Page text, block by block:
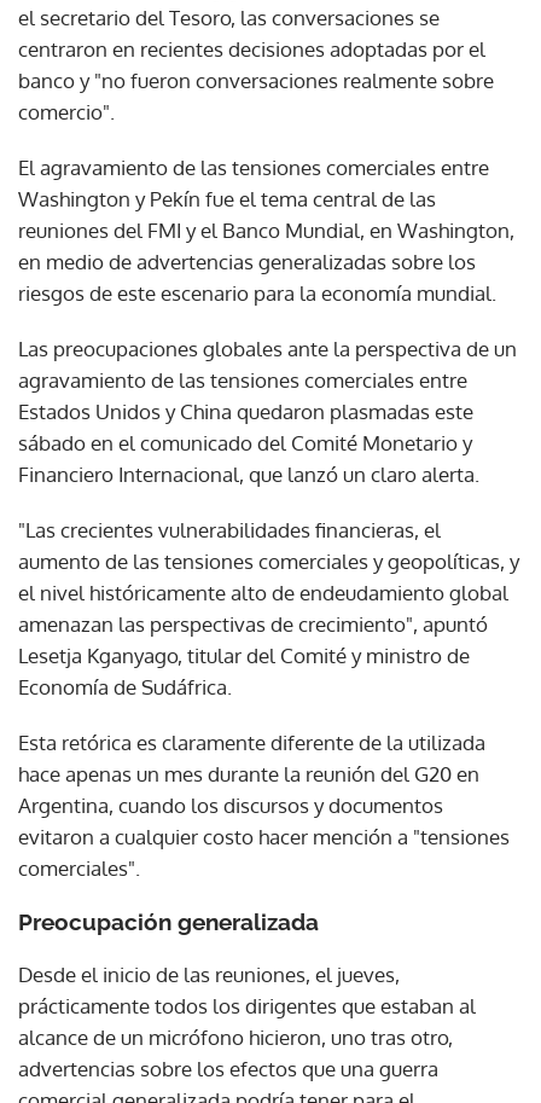
el secretario del Tesoro, las conversaciones se
centraron en recientes decisiones adoptadas por el
banco y "no fueron conversaciones realmente sobre
comercio".
El agravamiento de las tensiones comerciales entre
Washington y Pekín fue el tema central de las
reuniones del FMI y el Banco Mundial, en Washington,
en medio de advertencias generalizadas sobre los
riesgos de este escenario para la economía mundial.
Las preocupaciones globales ante la perspectiva de un
agravamiento de las tensiones comerciales entre
Estados Unidos y China quedaron plasmadas este
sábado en el comunicado del Comité Monetario y
Financiero Internacional, que lanzó un claro alerta.
"Las crecientes vulnerabilidades financieras, el
aumento de las tensiones comerciales y geopolíticas, y
el nivel históricamente alto de endeudamiento global
amenazan las perspectivas de crecimiento", apuntó
Lesetja Kganyago, titular del Comité y ministro de
Economía de Sudáfrica.
Esta retórica es claramente diferente de la utilizada
hace apenas un mes durante la reunión del G20 en
Argentina, cuando los discursos y documentos
evitaron a cualquier costo hacer mención a "tensiones
comerciales".
Preocupación generalizada
Desde el inicio de las reuniones, el jueves,
prácticamente todos los dirigentes que estaban al
alcance de un micrófono hicieron, uno tras otro,
advertencias sobre los efectos que una guerra